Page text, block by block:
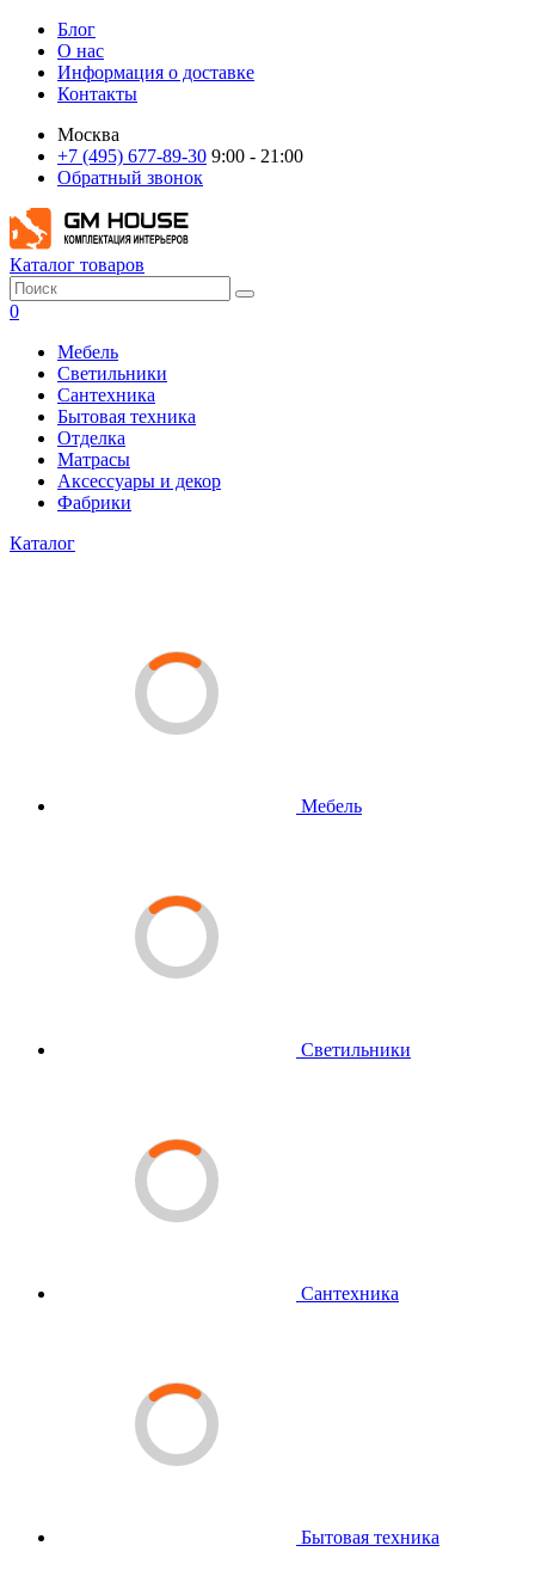
Блог
О нас
Информация о доставке
Контакты
Москва
+7 (495) 677-89-30 9:00 - 21:00
Обратный звонок
Каталог товаров
0
Мебель
Светильники
Сантехника
Бытовая техника
Отделка
Матрасы
Аксессуары и декор
Фабрики
Каталог
Мебель
Светильники
Сантехника
Бытовая техника